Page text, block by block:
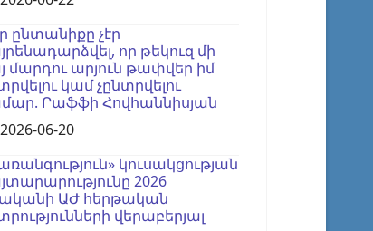
ընտանիքը չէր
որ թեկուզ մի
մարդու արյուն թափվեր իմ
կամ չընտրվելու
Րաֆֆի Հովհաննիսյան
2026-06-20
կուսակցության
2026
ԱԺ հերթական
վերաբերյալ